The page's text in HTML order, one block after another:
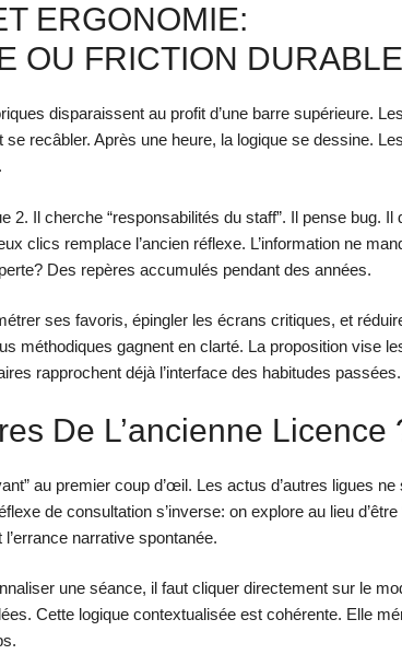
ERGONOMIE:
OU FRICTION
disparaissent au profit d’une barre supérieure.
recâbler. Après une heure, la logique se dessine.
2. Il cherche “responsabilités du staff”. Il pense bug. Il
clics remplace l’ancien réflexe. L’information ne
Des repères accumulés pendant des années.
ses favoris, épingler les écrans critiques, et
méthodiques gagnent en clarté. La proposition vise
rapprochent déjà l’interface des habitudes passées.
De L’ancienne Licence
au premier coup d’œil. Les actus d’autres ligues ne
de consultation s’inverse: on explore au lieu d’être
narrative spontanée.
une séance, il faut cliquer directement sur le
Cette logique contextualisée est cohérente. Elle